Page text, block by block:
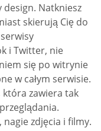
Natkniesz
skierują Cię do
i Twitter, nie
się po witrynie
w całym serwisie.
która zawiera tak
zdjęcia i filmy.